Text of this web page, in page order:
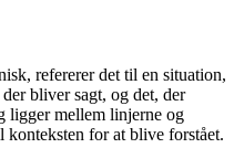
refererer det til en situation,
bliver sagt, og det, der
ligger mellem linjerne og
for at blive forstået.